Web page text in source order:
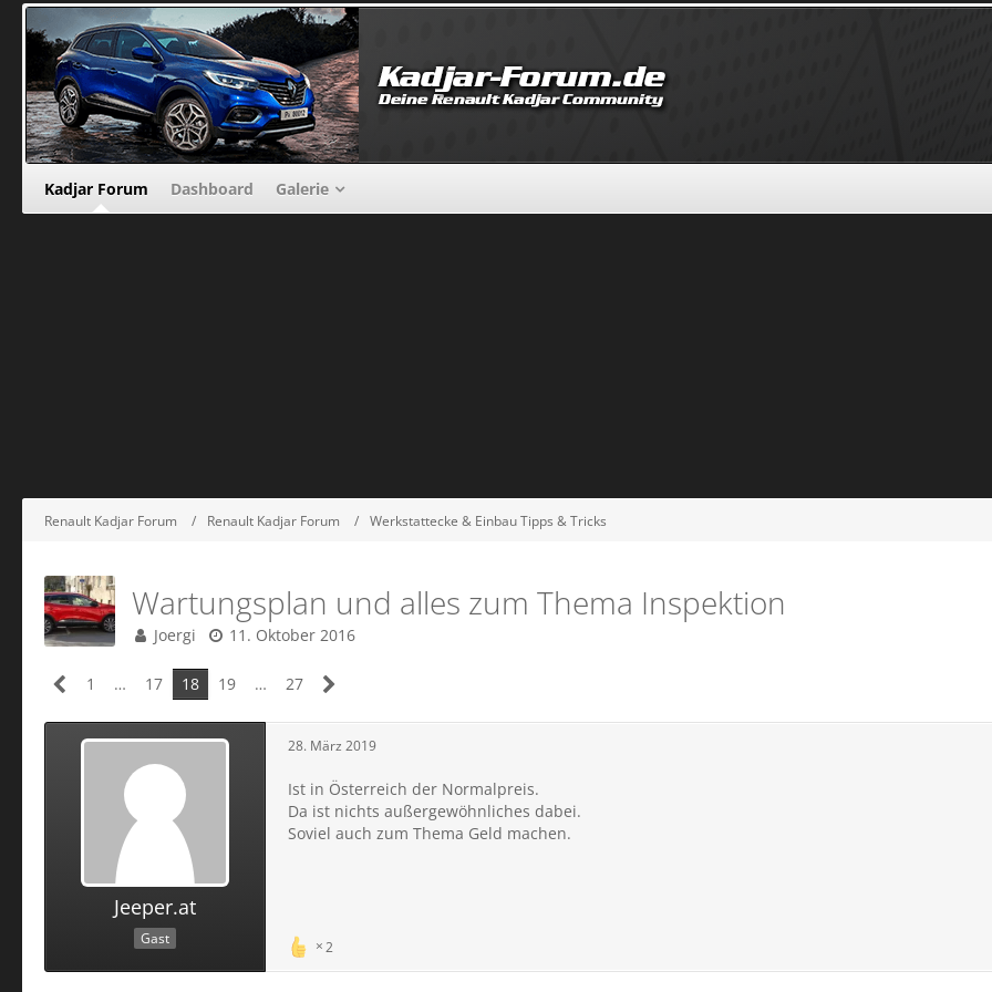
Kadjar Forum Dashboard Galerie
Renault Kadjar Forum Renault Kadjar Forum Werkstattecke & Einbau Tipps & Tricks
Wartungsplan und alles zum Thema Inspektion
Joergi 11. Oktober 2016
1 … 17 18 19 … 27
Jeeper.at
Gast
28. März 2019
Ist in Österreich der Normalpreis.
Da ist nichts außergewöhnliches dabei.
Soviel auch zum Thema Geld machen.
2